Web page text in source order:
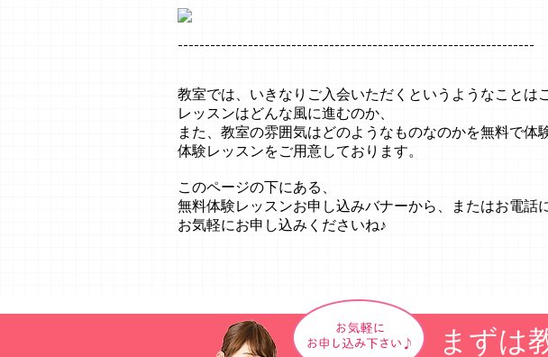
------------------------------------------------------------------
教室では、いきなりご入会いただくというようなことは
レッスンはどんな風に進むのか、
また、教室の雰囲気はどのようなものなのかを無料で体
体験レッスンをご用意しております。
このページの下にある、
無料体験レッスンお申し込みバナーから、またはお電話
お気軽にお申し込みくださいね♪
まずは